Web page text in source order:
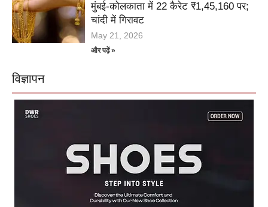
मुंबई-कोलकाता में 22 कैरेट ₹1,45,160 पर;
चांदी में गिरावट
May 21, 2026
और पढ़ें »
विज्ञापन